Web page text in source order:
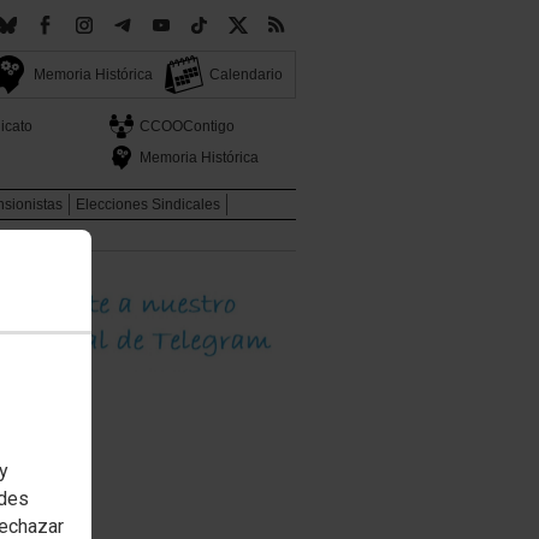
Memoria Histórica Calendario
CCOOContigo
Memoria Histórica
Elecciones Sindicales
2021